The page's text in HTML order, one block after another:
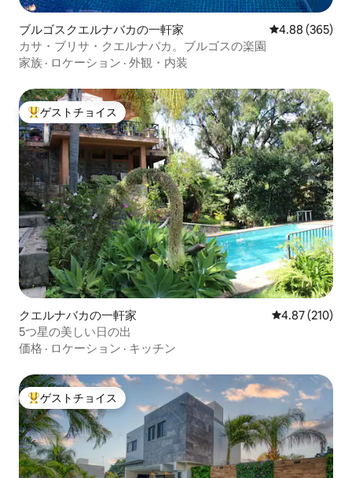
ブルゴスクエルナバカの一軒家 レビュー365
4.88 (365)
カサ・ブリサ・クエルナバカ。ブルゴスの楽園
家族 · ロケーション · 外観・内装
大好評のゲストチョイスです。
ゲストチョイス
クエルナバカの一軒家 レビュー210
4.87 (210)
5つ星の美しい日の出
価格 · ロケーション · キッチン
大好評のゲストチョイスです。
ゲストチョイス